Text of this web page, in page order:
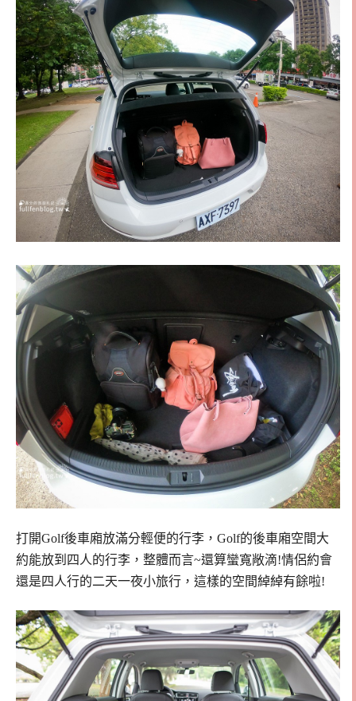
打開Golf後車廂放滿分輕便的行李，Golf的後車廂空間大
約能放到四人的行李，整體而言~還算蠻寬敞滴!情侶約會
還是四人行的二天一夜小旅行，這樣的空間綽綽有餘啦!